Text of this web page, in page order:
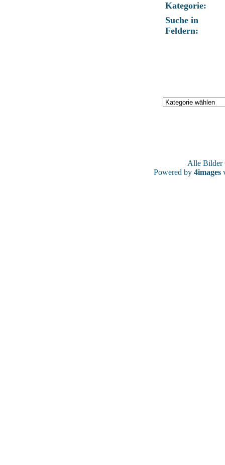
Kategorie:
Suche in
Feldern:
Alle
Powered by 4images